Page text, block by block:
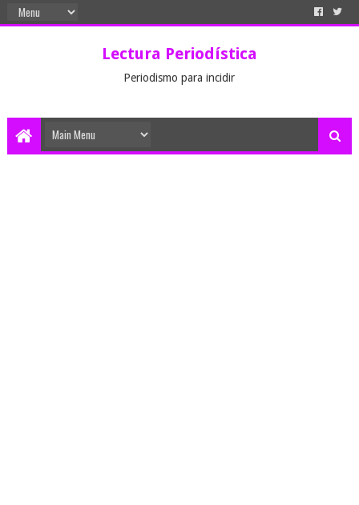
Lectura Periodística
Periodismo para incidir